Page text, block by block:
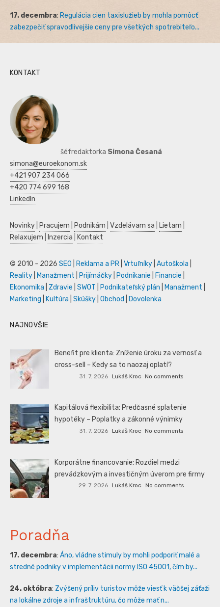
17. decembra: Regulácia cien taxislužieb by mohla pomôcť
zabezpečiť spravodlivejšie ceny pre všetkých spotrebiteľo...
KONTAKT
šéfredaktorka Simona Česaná
simona@euroekonom.sk
+421 907 234 066
+420 774 699 168
LinkedIn
Novinky Pracujem Podnikám Vzdelávam sa Lietam
Relaxujem
Inzercia Kontakt
© 2010 - 2026 SEO Reklama a PR Vrtuľníky Autoškola
Reality
Manažment Prijímáčky Podnikanie Financie
Ekonomika
Zdravie SWOT Podnikateľský plán Manažment
Marketing
Kultúra Skúšky Obchod Dovolenka
NAJNOVŠIE
Benefit pre klienta: Zníženie úroku za vernosť a
cross-sell – Kedy sa to naozaj oplatí?
31. 7. 2026 Lukáš Kroc No comments
Kapitálová flexibilita: Predčasné splatenie
hypotéky – Poplatky a zákonné výnimky
31. 7. 2026 Lukáš Kroc No comments
Korporátne financovanie: Rozdiel medzi
prevádzkovým a investičným úverom pre firmy
29. 7. 2026 Lukáš Kroc No comments
Poradňa
17. decembra: Áno, vládne stimuly by mohli podporiť malé a
stredné podniky v implementácii normy ISO 45001, čím by...
24. októbra: Zvýšený príliv turistov môže viesť k väčšej záťaži
na lokálne zdroje a infraštruktúru, čo môže mať n...